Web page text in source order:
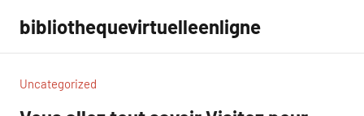
contenu
bibliothequevirtuelleenligne
Uncategorized